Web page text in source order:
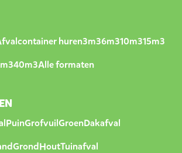
huren3m36m310m315m3
40m3Alle formaten
PuinGrofvuilGroenDakafval
GrondHoutTuinafval